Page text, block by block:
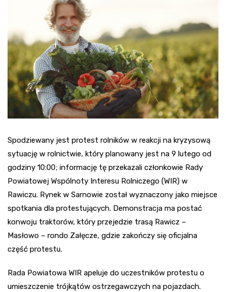
Spodziewany jest protest rolników w reakcji na kryzysową
sytuację w rolnictwie, który planowany jest na 9 lutego od
godziny 10:00; informację tę przekazali członkowie Rady
Powiatowej Wspólnoty Interesu Rolniczego (WIR) w
Rawiczu. Rynek w Sarnowie został wyznaczony jako miejsce
spotkania dla protestujących. Demonstracja ma postać
konwoju traktorów, który przejedzie trasą Rawicz –
Masłowo – rondo Załęcze, gdzie zakończy się oficjalna
część protestu.
Rada Powiatowa WIR apeluje do uczestników protestu o
umieszczenie trójkątów ostrzegawczych na pojazdach.